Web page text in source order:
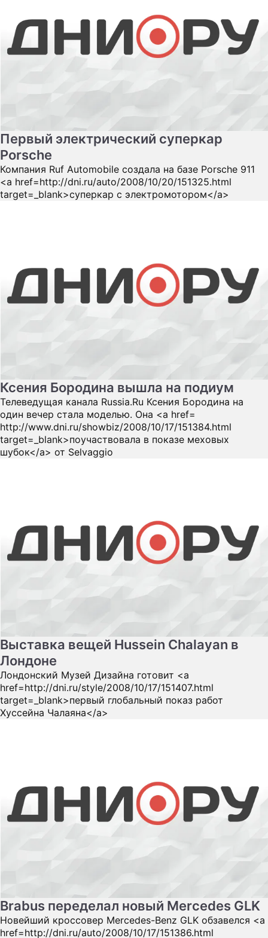
Первый электрический суперкар
Porsche
Компания Ruf Automobile создала на базе Porsche 911
<a href=http://dni.ru/auto/2008/10/20/151325.html
target=_blank>суперкар с электромотором</a>
Ксения Бородина вышла на подиум
Телеведущая канала Russia.Ru Ксения Бородина на
один вечер стала моделью. Она <a href=
http://www.dni.ru/showbiz/2008/10/17/151384.html
target=_blank>поучаствовала в показе меховых
шубок</a> от Selvaggio
Выставка вещей Hussein Chalayan в
Лондоне
Лондонский Музей Дизайна готовит <a
href=http://dni.ru/style/2008/10/17/151407.html
target=_blank>первый глобальный показ работ
Хуссейна Чалаяна</a>
Brabus переделал новый Mercedes GLK
Новейший кроссовер Mercedes-Benz GLK обзавелся <a
href=http://dni.ru/auto/2008/10/17/151386.html